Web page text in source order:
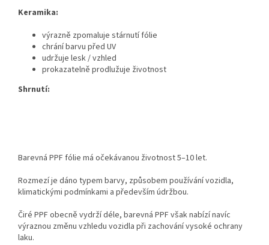
Keramika:
výrazně zpomaluje stárnutí fólie
chrání barvu před UV
udržuje lesk / vzhled
prokazatelně prodlužuje životnost
Shrnutí:
Barevná PPF fólie má očekávanou životnost 5–10 let.
Rozmezí je dáno typem barvy, způsobem používání vozidla,
klimatickými podmínkami a především údržbou.
Čiré PPF obecně vydrží déle, barevná PPF však nabízí navíc
výraznou změnu vzhledu vozidla při zachování vysoké ochrany
laku.